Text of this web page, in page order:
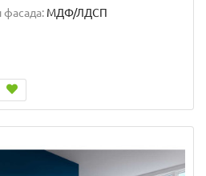
фасада: МДФ/ЛДСП